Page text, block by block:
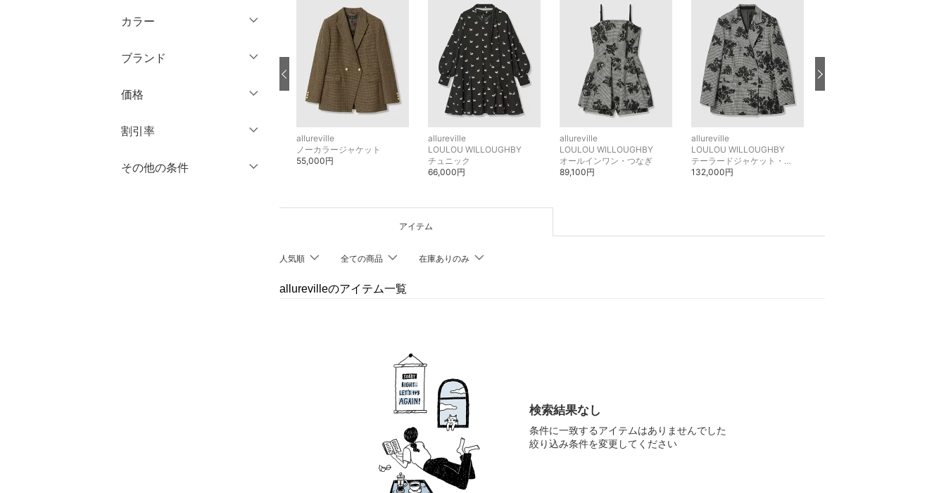
アクセサリー・腕時計
財布・ポーチ・ケース
帽子
ヘアアクセサリー
マタニティウェア・ベビ
ー用品
カラー
クリア
ブランド
価格
絞り込み
割引率
％OFF～ ％OFF
その他の条件
36,300円
allureville
ノーカラージャケット
55,000円
allureville
LOULOU WILLOUGHBY
チュニック
66,000円
allureville
LOULOU WILLOUGHBY
オールインワン・つなぎ
89,100円
allureville
LOULOU WILLOUGHBY
テーラードジャケット・ブレザー
132,000円
アイテム
人気順 全ての商品 在庫ありのみ
allurevilleのアイテム一覧
検索結果なし
条件に一致するアイテムはありませんでした
絞り込み条件を変更してください